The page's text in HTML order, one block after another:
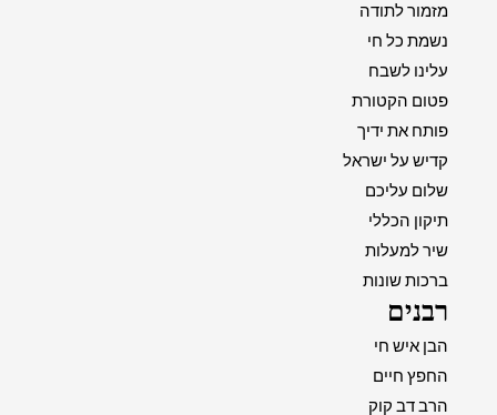
מזמור לתודה
נשמת כל חי
עלינו לשבח
פטום הקטורת
פותח את ידיך
קדיש על ישראל
שלום עליכם
תיקון הכללי
שיר למעלות
ברכות שונות
רבנים
הבן איש חי
החפץ חיים
הרב דב קוק